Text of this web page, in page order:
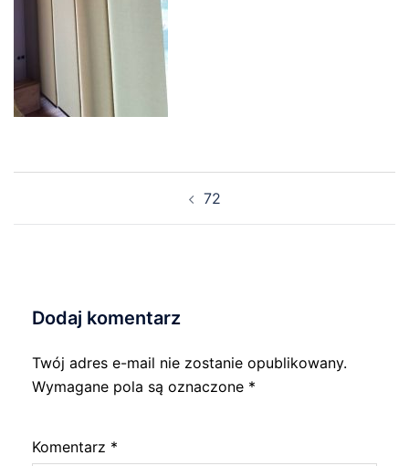
72
Dodaj komentarz
Twój adres e-mail nie zostanie opublikowany.
Wymagane pola są oznaczone *
Komentarz *